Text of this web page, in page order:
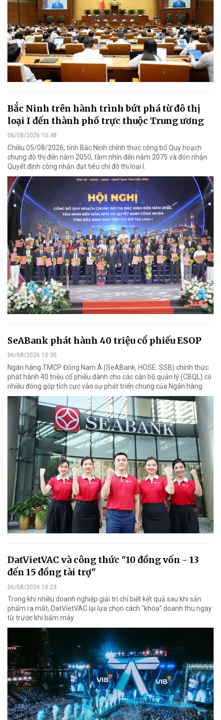
Bắc Ninh trên hành trình bứt phá từ đô thị
loại I đến thành phố trực thuộc Trung ương
06/08/2026 10:48
Chiều 05/08/2026, tỉnh Bắc Ninh chính thức công bố Quy hoạch
chung đô thị đến năm 2050, tầm nhìn đến năm 2075 và đón nhận
Quyết định công nhận đạt tiêu chí đô thị loại I.
SeABank phát hành 40 triệu cổ phiếu ESOP
06/08/2026 10:30
Ngân hàng TMCP Đông Nam Á (SeABank, HOSE: SSB) chính thức
phát hành 40 triệu cổ phiếu dành cho các cán bộ quản lý (CBQL) có
nhiều đóng góp tích cực vào sự phát triển chung của Ngân hàng.
DatVietVAC và công thức "10 đồng vốn - 13
đến 15 đồng tài trợ"
06/08/2026 10:23
Trong khi nhiều doanh nghiệp giải trí chỉ biết kết quả sau khi sản
phẩm ra mắt, DatVietVAC lại lựa chọn cách "khóa" doanh thu ngay
từ trước khi bấm máy.